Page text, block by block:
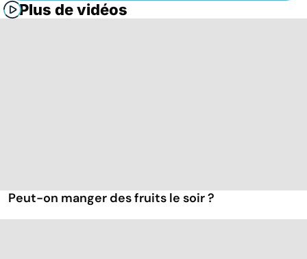
Plus de vidéos
Peut-on manger des fruits le soir ?